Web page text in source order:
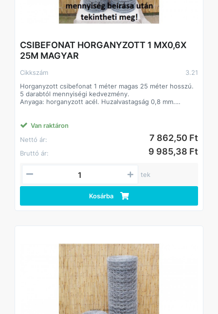
CSIBEFONAT HORGANYZOTT 1 MX0,6X
25M MAGYAR
Cikkszám
3.21
Horganyzott csibefonat 1 méter magas 25 méter hosszú.
5 darabtól mennyiségi kedvezmény.
Anyaga: horganyzott acél. Huzalvastagság 0,8 mm.
Van raktáron
Nettó ár:
7 862,50 Ft
Bruttó ár: 9 985,38 Ft
tek
Kosárba